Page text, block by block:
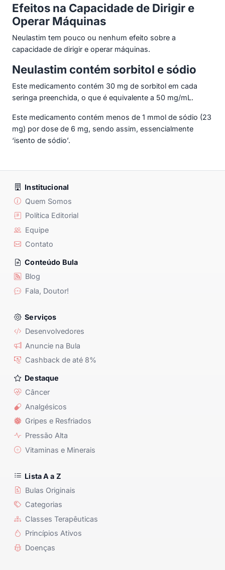
Efeitos na Capacidade de Dirigir e
Operar Máquinas
Neulastim tem pouco ou nenhum efeito sobre a
capacidade de dirigir e operar máquinas.
Neulastim contém sorbitol e sódio
Este medicamento contém 30 mg de sorbitol em cada
seringa preenchida, o que é equivalente a 50 mg/mL.
Este medicamento contém menos de 1 mmol de sódio (23
mg) por dose de 6 mg, sendo assim, essencialmente
‘isento de sódio’.
Institucional
Quem Somos
Política Editorial
Equipe
Contato
Conteúdo Bula
Blog
Fala, Doutor!
Serviços
Desenvolvedores
Anuncie na Bula
Cashback de até 8%
Destaque
Câncer
Analgésicos
Gripes e Resfriados
Pressão Alta
Vitaminas e Minerais
Lista A a Z
Bulas Originais
Categorias
Classes Terapêuticas
Princípios Ativos
Doenças